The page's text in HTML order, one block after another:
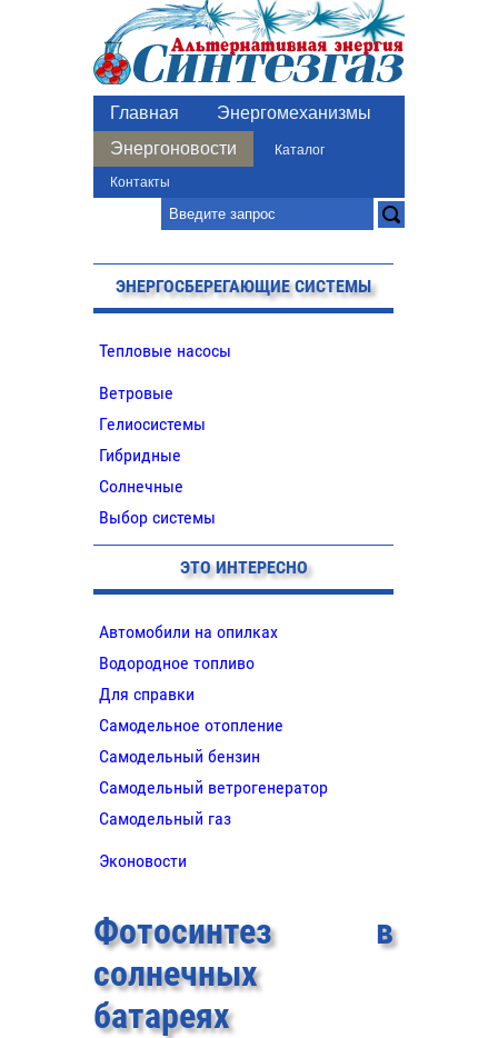
Главная
Энергомеханизмы
Энергоновости
Каталог
Контакты
ЭНЕРГОСБЕРЕГАЮЩИЕ СИСТЕМЫ
Тепловые насосы
Ветровые
Гелиосистемы
Гибридные
Солнечные
Выбор системы
ЭТО ИНТЕРЕСНО
Автомобили на опилках
Водородное топливо
Для справки
Самодельное отопление
Самодельный бензин
Самодельный ветрогенератор
Самодельный газ
Эконовости
Фотосинтез в
солнечных
батареях